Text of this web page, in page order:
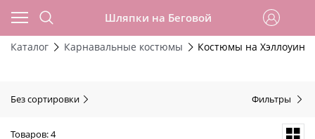
Шляпки на Беговой
Каталог Карнавальные костюмы Костюмы на Хэллоуин
Без сортировки Фильтры
Товаров: 4